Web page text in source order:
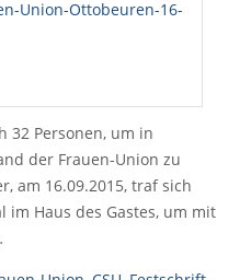
32 Personen, um in
der Frauen-Union zu
am 16.09.2015, traf sich
im Haus des Gastes, um mit